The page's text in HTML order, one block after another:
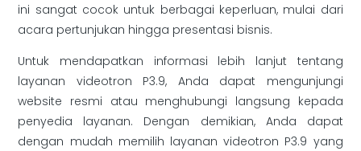
ini sangat cocok untuk berbagai keperluan, mulai dari
acara pertunjukan hingga presentasi bisnis.
Untuk mendapatkan informasi lebih lanjut tentang
layanan videotron P3.9, Anda dapat mengunjungi
website resmi atau menghubungi langsung kepada
penyedia layanan. Dengan demikian, Anda dapat
dengan mudah memilih layanan videotron P3.9 yang